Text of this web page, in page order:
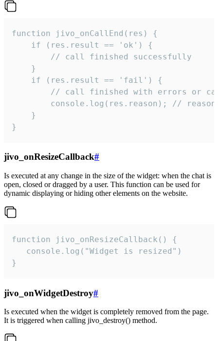
function jivo_onCallEnd(res) {
    if (res.result == 'ok') {
        // call finished successfully
    }
    if (res.result == 'fail') {
// call finished with errors or
console.log(res.reason); //
    }
}
jivo_onResizeCallback#
Is executed at any change in the size of the widget: when the chat is
open, closed or dragged by a user. This function can be used for
dynamic displaying or hiding other elements on the website.
function jivo_onResizeCallback() {
   console.log("Widget is resized")
}
jivo_onWidgetDestroy#
Is executed when the widget is completely removed from the page.
It is triggered when calling jivo_destroy() method.